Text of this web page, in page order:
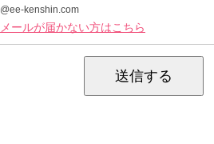
@ee-kenshin.com
メールが届かない方はこちら